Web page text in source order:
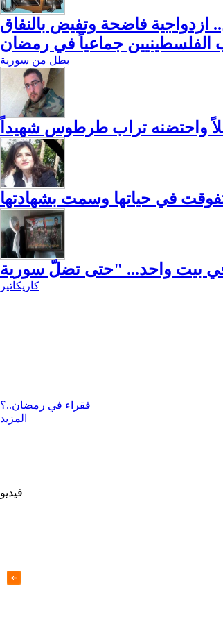
فاضحة وتفيض بالنفاق
الفلسطينيين جماعياً في رمضان
بطل من سورية
واحتضنه تراب طرطوس شهيداً
في حياتها وسمت بشهادتها
كاريكاتير
فقراء في رمضان..؟
المزيد
فيديو